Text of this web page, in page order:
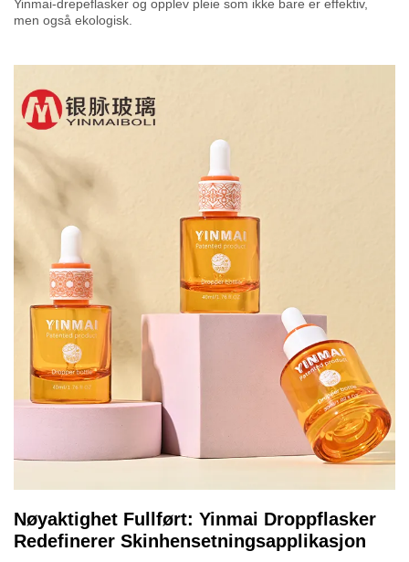
Yinmai-drepeflasker og opplev pleie som ikke bare er effektiv,
men også ekologisk.
Nøyaktighet Fullført: Yinmai Droppflasker
Redefinerer Skinhensetningsapplikasjon